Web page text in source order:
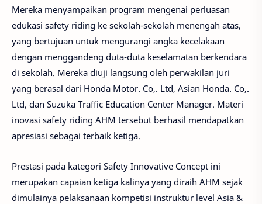
Mereka menyampaikan program mengenai perluasan
edukasi safety riding ke sekolah-sekolah menengah atas,
yang bertujuan untuk mengurangi angka kecelakaan
dengan menggandeng duta-duta keselamatan berkendara
di sekolah. Mereka diuji langsung oleh perwakilan juri
yang berasal dari Honda Motor. Co,. Ltd, Asian Honda. Co,.
Ltd, dan Suzuka Traffic Education Center Manager. Materi
inovasi safety riding AHM tersebut berhasil mendapatkan
apresiasi sebagai terbaik ketiga.
Prestasi pada kategori Safety Innovative Concept ini
merupakan capaian ketiga kalinya yang diraih AHM sejak
dimulainya pelaksanaan kompetisi instruktur level Asia &